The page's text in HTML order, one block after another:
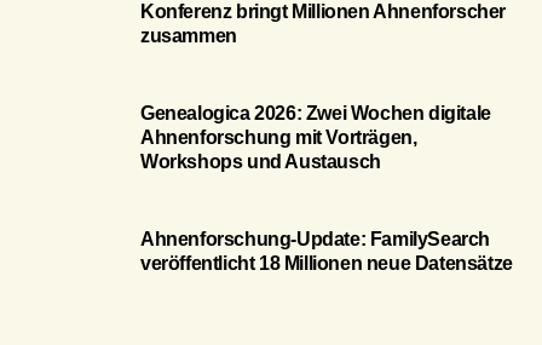
Konferenz bringt Millionen Ahnenforscher
zusammen
Genealogica 2026: Zwei Wochen digitale
Ahnenforschung mit Vorträgen,
Workshops und Austausch
Ahnenforschung-Update: FamilySearch
veröffentlicht 18 Millionen neue Datensätze